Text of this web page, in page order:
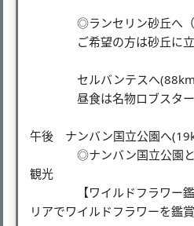
◎ランセリン砂丘へ（約
ご希望の方は砂丘に立
セルバンテスへ(88km /
昼食は名物ロブスターを
午後 ナンバン国立公園へ
◎ナンバン国立公園と奇
観光
【ワイルドフラワー鑑
リアでワイルドフラワー